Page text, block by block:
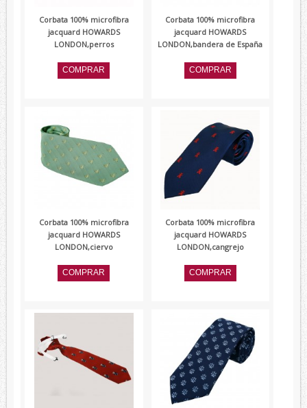
Corbata 100% microfibra
jacquard HOWARDS
LONDON,perros
Corbata 100% microfibra
jacquard HOWARDS
LONDON,bandera de España
Corbata 100% microfibra
jacquard HOWARDS
LONDON,ciervo
Corbata 100% microfibra
jacquard HOWARDS
LONDON,cangrejo